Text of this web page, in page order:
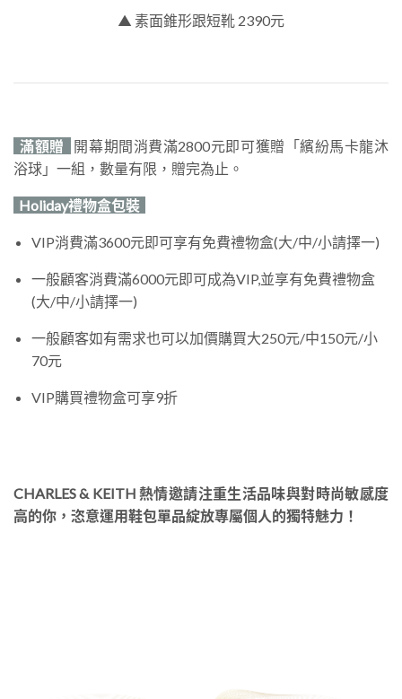
▲ 素面錐形跟短靴 2390元​​​​​​​
滿額贈
開幕期間消費滿2800元即可獲贈「繽紛馬卡龍沐
浴球」一組，數量有限，贈完為止。
Holiday禮物盒包裝
VIP消費滿3600元即可享有免費禮物盒(大/中/小請擇一)
一般顧客消費滿6000元即可成為VIP,並享有免費禮物盒
(大/中/小請擇一)
一般顧客如有需求也可以加價購買大250元/中150元/小
70元
VIP購買禮物盒可享9折
CHARLES & KEITH 熱情邀請注重生活品味與對時尚敏感度
高的你，恣意運用鞋包單品綻放專屬個人的獨特魅力！